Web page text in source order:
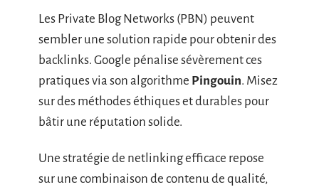
Les Private Blog Networks (PBN) peuvent
sembler une solution rapide pour obtenir des
backlinks. Google pénalise sévèrement ces
pratiques via son algorithme Pingouin. Misez
sur des méthodes éthiques et durables pour
bâtir une réputation solide.
Une stratégie de netlinking efficace repose
sur une combinaison de contenu de qualité,